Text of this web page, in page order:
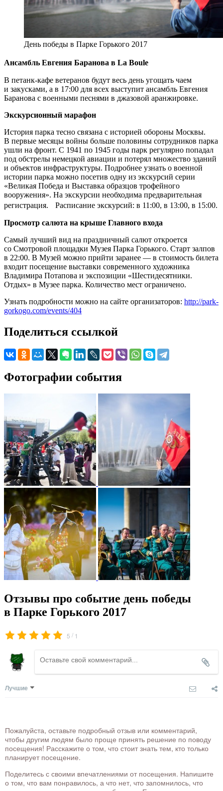
День победы в Парке Горького 2017
Ансамбль Евгения Баранова в La Boule
В петанк-кафе ветеранов будут весь день угощать чаем
и закусками, а в 17:00 для всех выступит ансамбль Евгения
Баранова с военными песнями в джазовой аранжировке.
Экскурсионный марафон
История парка тесно связана с историей обороны Москвы.
В первые месяцы войны больше половины сотрудников парка
ушли на фронт. С 1941 по 1945 годы парк регулярно попадал
под обстрелы немецкой авиации и потерял множество зданий
и объектов инфраструктуры. Подробнее узнать о военной
истории парка можно посетив одну из экскурсий серии
«Великая Победа и Выставка образцов трофейного
вооружения». На экскурсии необходима предварительная
регистрация. Расписание экскурсий: в 11:00, в 13:00, в 15:00.
Просмотр салюта на крыше Главного входа
Самый лучший вид на праздничный салют откроется
со Смотровой площадки Музея Парка Горького. Старт залпов
в 22:00. В Музей можно прийти заранее — в стоимость билета
входит посещение выставки современного художника
Владимира Потапова и экспозиции «Шестидесятники.
Отдых» в Музее парка. Количество мест ограничено.
Узнать подробности можно на сайте организаторов: http://park-
gorkogo.com/events/404
Поделиться ссылкой
Фотографии события
Отзывы про событие день победы
в Парке Горького 2017
5 / 1
Лучшие
Пожалуйста, оставьте подробный отзыв или комментарий,
чтобы другим людям было проще принять решение по поводу
посещения! Расскажите о том, что стоит знать тем, кто только
планирует посещение.
Поделитесь с своими впечатлениями от посещения. Напишите
о том, что вам понравилось, а что нет, что запомнилось, что